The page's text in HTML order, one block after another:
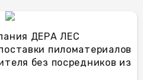
ДЕРА ЛЕС
пиломатериалов
без пocpедников из